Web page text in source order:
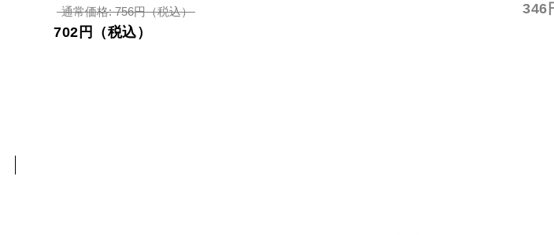
通常価格: 756円（税込）
702円（税込）
346